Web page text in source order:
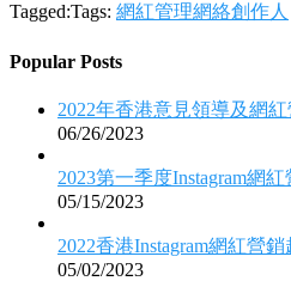
Tagged:Tags: 網紅管理網絡創作人
Popular Posts
2022年香港意見領導及網
06/26/2023
2023第一季度Instagram網
05/15/2023
2022香港Instagram網紅營
05/02/2023